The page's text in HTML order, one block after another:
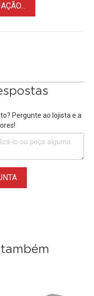
Pergunte ao lojista e a